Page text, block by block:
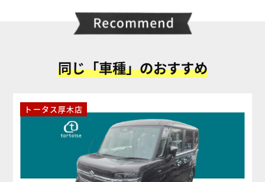
同じ「車種」のおすすめ
トータス厚木店